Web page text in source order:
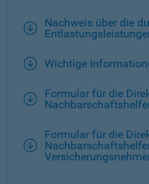
Nachweis über die
Wichtige
Formular für die
Formular für die